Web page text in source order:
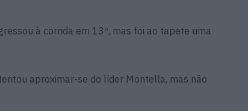
à corrida em 13º, mas foi ao tapete uma
aproximar-se do líder Montella, mas não